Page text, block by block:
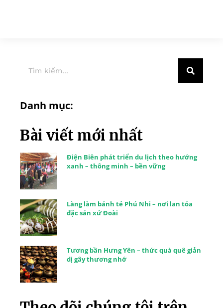
Danh mục:
Bài viết mới nhất
Điện Biên phát triển du lịch theo hướng
xanh – thông minh – bền vững
Làng làm bánh tẻ Phú Nhi – nơi lan tỏa
đặc sản xứ Đoài
Tương bần Hưng Yên – thức quà quê giản
dị gây thương nhớ